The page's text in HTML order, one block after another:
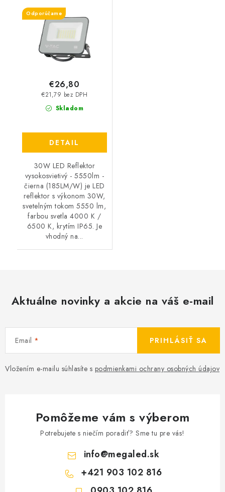
(185LM/W)
Odporúčame
Skladom
€21,79 bez DPH
€26,80
DETAIL
30W LED Reflektor
vysokosvietivý - 5550lm -
čierna (185LM/W) je LED
reflektor s výkonom 30W,
svetelným tokom 5550 lm,
farbou svetla 4000 K /
6500 K, krytím IP65. Je
vhodný na...
Aktuálne novinky a akcie na váš e-mail
Email
Vložením e-mailu súhlasíte s podmienkami ochrany osobných údajov
PRIHLÁSIŤ SA
Pomôžeme vám s výberom
Potrebujete s niečím poradiť? Sme tu pre vás!
info@megaled.sk
+421 903 102 816